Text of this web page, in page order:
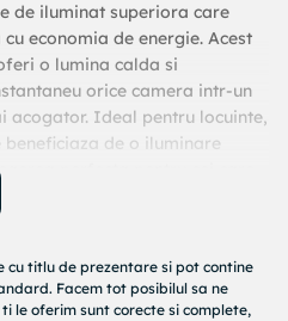
de iluminat superiora care
economia de energie. Acest
o lumina calda si
orice camera intr-un
acogator. Ideal pentru locuinte,
de o iluminare
perfecta pentru cei care
la un nivel superior.
Emitand un flux
lumeni, acest bec LED de 12W
titlu de prezentare si pot contine
Facem tot posibilul sa ne
le oferim sunt corecte si complete,